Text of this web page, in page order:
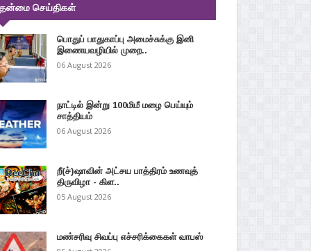
செய்திகள்
பொதுப் பாதுகாப்பு அமைச்சுக்கு இனி
இணையவழியில் முறை..
06 August 2026
நாட்டில் இன்று 100மிமீ மழை பெய்யும்
சாத்தியம்
06 August 2026
றீ(ச்)ஷாவின் அட்சய பாத்திரம் உணவுத்
திருவிழா - கிள..
05 August 2026
மண்சரிவு சிவப்பு எச்சரிக்கைகள் வாபஸ்